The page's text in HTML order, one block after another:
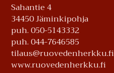
Sahantie 4
34450 Jäminkipohja
puh. 050-5143332
puh. 044-7646585
tilaus@ruovedenherkku.fi
www.ruovedenherkku.fi